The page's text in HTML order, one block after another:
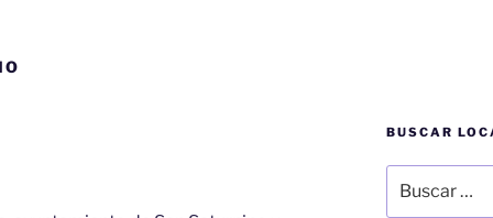
BUSCAR
por: